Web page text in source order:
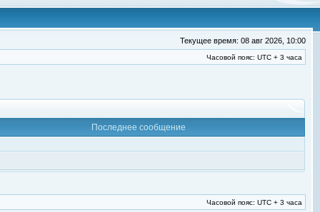
Текущее время: 08 авг 2026, 10:00
Часовой пояс: UTC + 3 часа
Последнее сообщение
Часовой пояс: UTC + 3 часа